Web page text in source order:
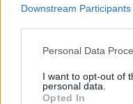
Downstream Participants
Personal Data
I want to opt-out of
personal data.
Opted In